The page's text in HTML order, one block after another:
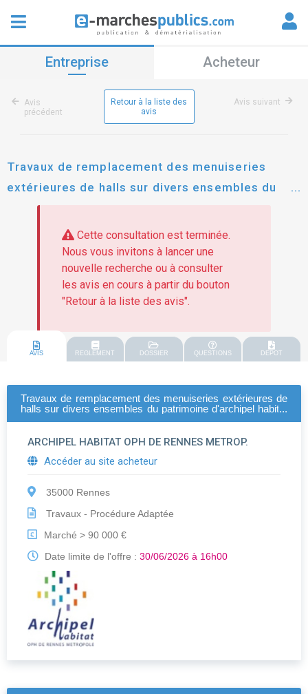
Entreprise Acheteur
Avis
précédent
Retour à la liste des
avis
Avis suivant
Travaux de remplacement des menuiseries
extérieures de halls sur divers ensembles du
patrimoine d'archipel habitat -relance
Cette consultation est terminée.
Nous vous invitons à lancer une
nouvelle recherche ou à consulter
les avis en cours à partir du bouton
"Retour à la liste des avis".
AVIS REGLEMENT DOSSIER QUESTIONS DEPOT
Travaux de remplacement des menuiseries extérieures de
halls sur divers ensembles du patrimoine d'archipel habitat
ARCHIPEL HABITAT OPH DE RENNES METROP.
Accéder au site acheteur
35000 Rennes
Travaux - Procédure Adaptée
€
Marché > 90 000 €
Date limite de l'offre : 30/06/2026 à 16h00